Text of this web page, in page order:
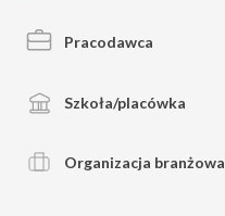
Pracodawca
Szkoła/placówka
Organizacja branżowa